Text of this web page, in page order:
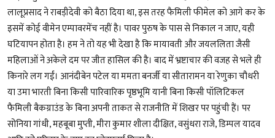
लालूप्रसाद ने राबड़ीदेवी को बैठा दिया था, इस तरह फैमिली फीमेल को आगे कर के
इसमें कोई वीमेन एम्पावरमेंच नहीं है। पावर पुरुष के पास से निकाल न जाए, यही
घटियापन होता है। हम ने तो यह भी देखा है कि मायावती और जयललिता जैसी
महिलाओं ने अकेले दम पर जीत हासिल की है। बाद में भ्रष्टाचार की वजह से भले ही
किनारे लग गईं। आनंदीबेन पटेल या ममता बनर्जी या सीतारामन या रेणुका चौधरी
या उमा भारती बिना किसी पारिवारिक पृष्ठभूमि यानी बिना किसी पॉलिटिकल
फैमिली बैकग्राउंड के बिना अपनी ताकत से राजनीति में शिखर पर पहुंची हैं। पर
सोनिया गांधी, महबूबा मुप्ती, मीरा कुमार शीला दीक्षित, वसुंधरा राजे, डिम्पल यादव